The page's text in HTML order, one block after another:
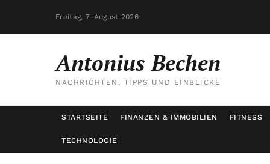
Freitag, 7. August 2026
Antonius Bechen
NACHRICHTEN, TIPPS UND EINBLICKE
STARTSEITE FINANZEN & IMMOBILIEN FITNESS
TECHNOLOGIE